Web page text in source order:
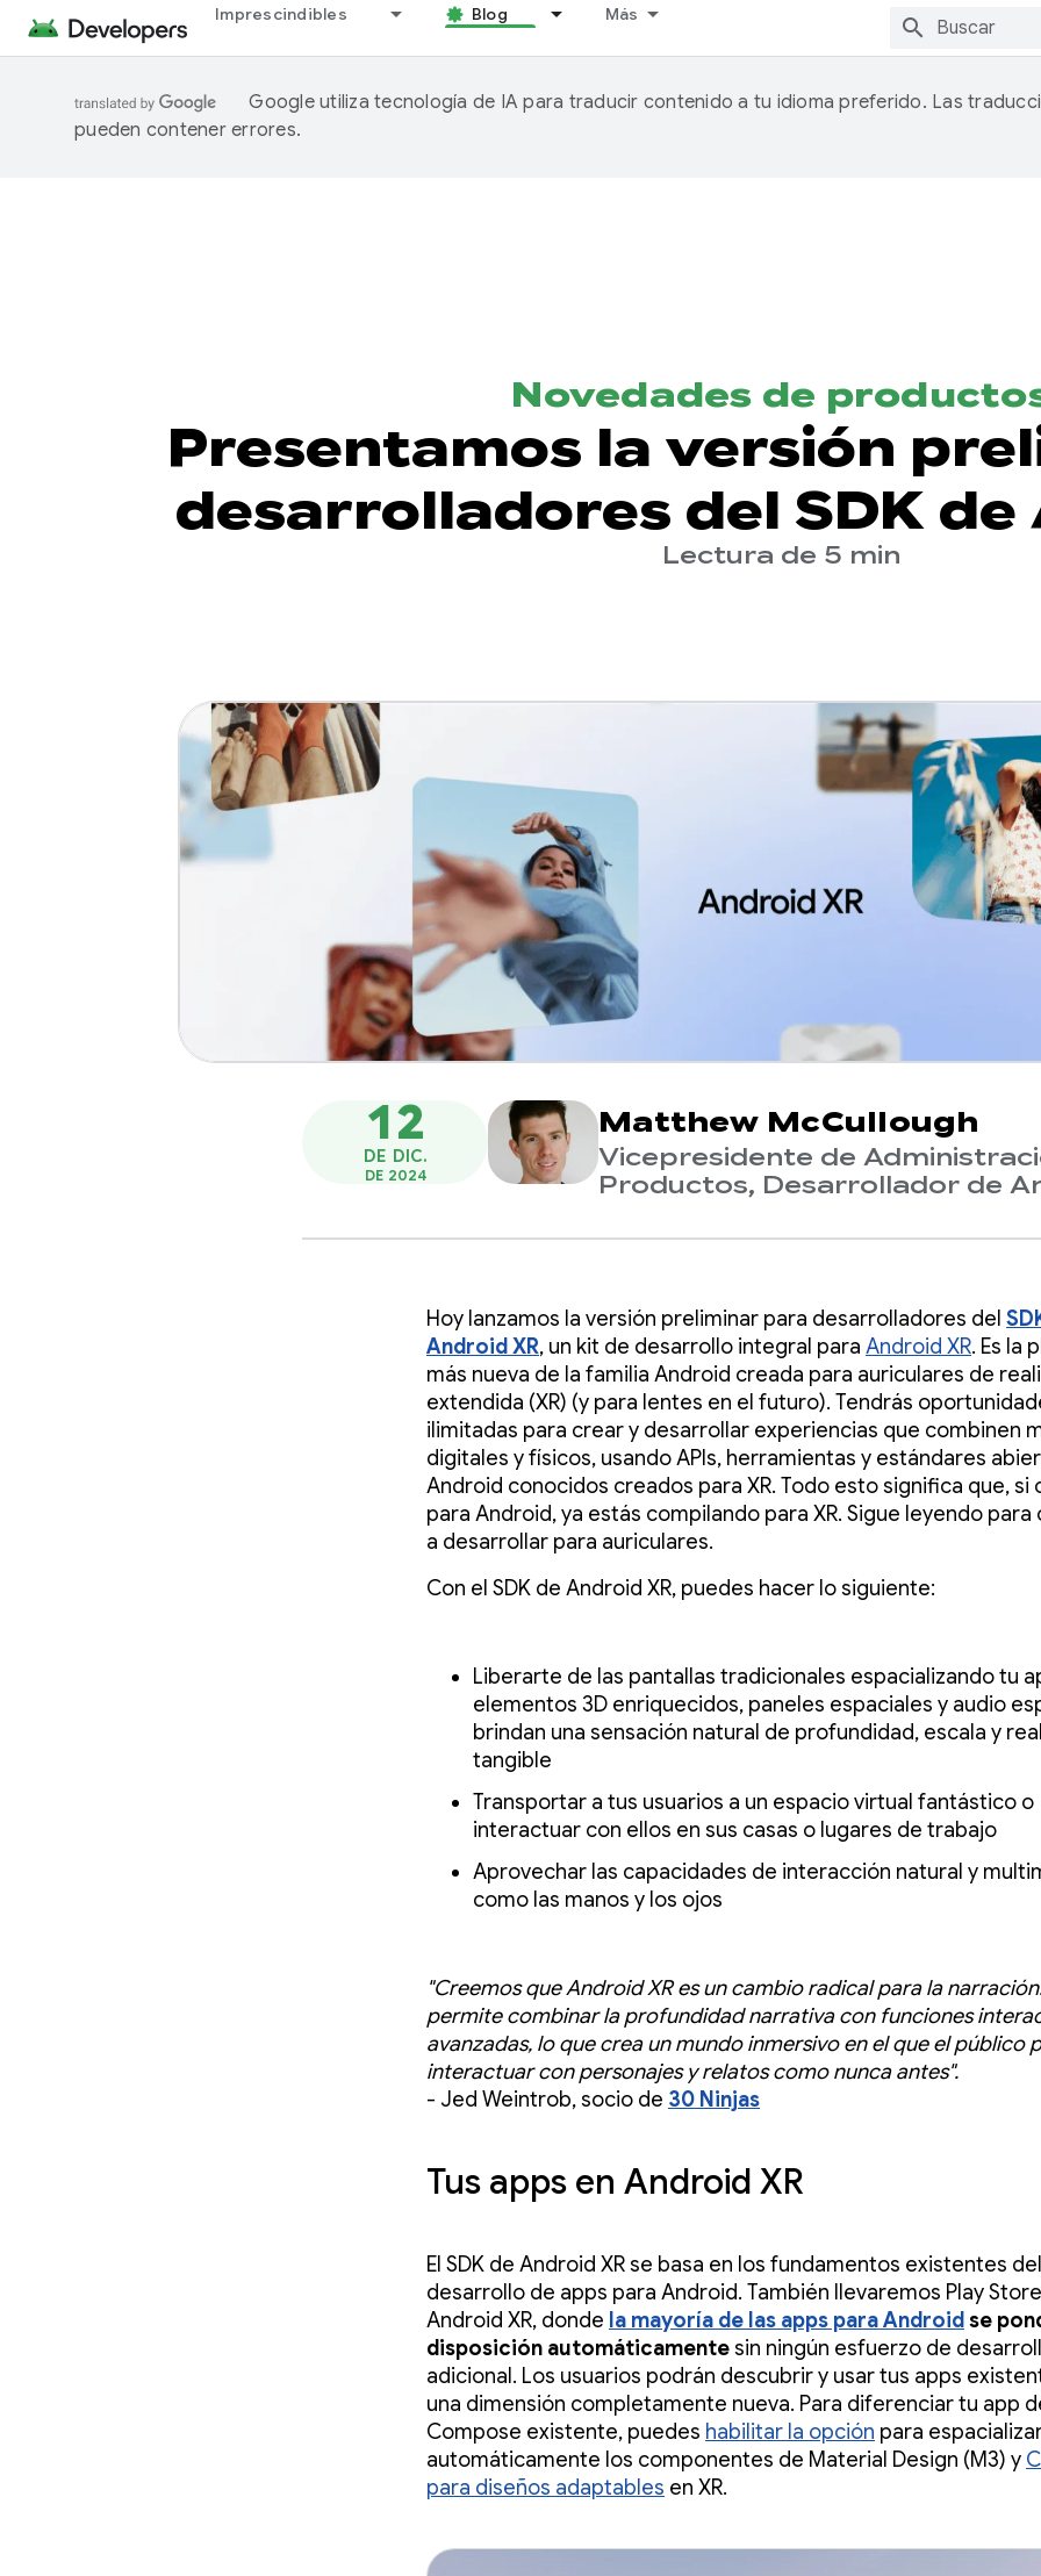
Imprescindibles Blog Más
Google utiliza tecnología de IA para traducir contenido a tu idioma preferido. Las
pueden contener errores.
Novedades de
Presentamos la versión
desarrolladores del SDK de
Lectura de 5 min
12
DE DIC.
DE 2024
Matthew McCullough
Vicepresidente de
Productos, Desarrollador de
Hoy lanzamos la versión preliminar para desarrolladores del
Android XR, un kit de desarrollo integral para Android XR. Es la
más nueva de la familia Android creada para auriculares de
extendida (XR) (y para lentes en el futuro). Tendrás
ilimitadas para crear y desarrollar experiencias que combinen
digitales y físicos, usando APIs, herramientas y estándares
Android conocidos creados para XR. Todo esto significa que, si
para Android, ya estás compilando para XR. Sigue leyendo
a desarrollar para auriculares.
Con el SDK de Android XR, puedes hacer lo siguiente:
Liberarte de las pantallas tradicionales espacializando tu
elementos 3D enriquecidos, paneles espaciales y audio
brindan una sensación natural de profundidad, escala y
tangible
Transportar a tus usuarios a un espacio virtual fantástico o
interactuar con ellos en sus casas o lugares de trabajo
Aprovechar las capacidades de interacción natural y
como las manos y los ojos
"Creemos que Android XR es un cambio radical para la
permite combinar la profundidad narrativa con funciones
avanzadas, lo que crea un mundo inmersivo en el que el público
interactuar con personajes y relatos como nunca antes".
- Jed Weintrob, socio de 30 Ninjas
Tus apps en Android XR
El SDK de Android XR se basa en los fundamentos existentes del
desarrollo de apps para Android. También llevaremos Play
Android XR, donde la mayoría de las apps para Androidse
disposición automáticamentesin ningún esfuerzo de
adicional. Los usuarios podrán descubrir y usar tus apps
una dimensión completamente nueva. Para diferenciar tu app
Compose existente, puedes habilitar la opción para
automáticamente los componentes de Material Design (M3) y
para diseños adaptables en XR.